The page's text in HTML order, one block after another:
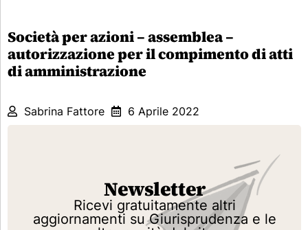
Società per azioni – assemblea –
autorizzazione per il compimento di atti
di amministrazione
Sabrina Fattore 6 Aprile 2022
Newsletter
Ricevi gratuitamente altri
aggiornamenti su Giurisprudenza e le